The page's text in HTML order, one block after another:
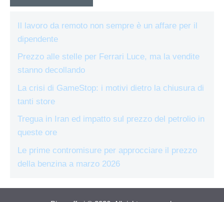
Il lavoro da remoto non sempre è un affare per il
dipendente
Prezzo alle stelle per Ferrari Luce, ma la vendite
stanno decollando
La crisi di GameStop: i motivi dietro la chiusura di
tanti store
Tregua in Iran ed impatto sul prezzo del petrolio in
queste ore
Le prime contromisure per approcciare il prezzo
della benzina a marzo 2026